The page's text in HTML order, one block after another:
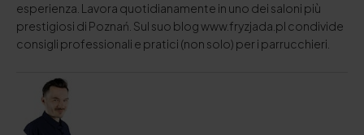
esperienza. Lavora quotidianamente in uno dei saloni più
prestigiosi di Poznań. Sul suo blog www.fryzjada.pl condivide
consigli professionali e pratici (non solo) per i parrucchieri.